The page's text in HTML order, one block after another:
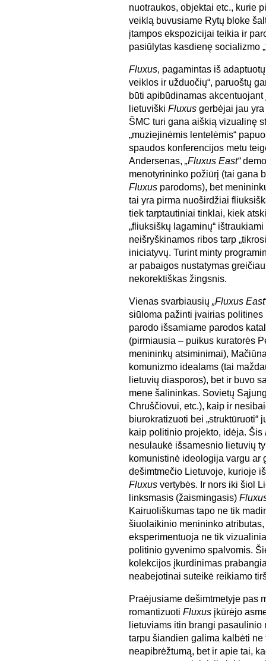
nuotraukos, objektai etc., kurie
veiklą buvusiame Rytų bloke
įtampos ekspozicijai teikia ir
pasiūlytas kasdienę socializmo
Fluxus, pagamintas iš
veiklos ir užduočių“, paruoštų
būti apibūdinamas
lietuviški Fluxus gerbėjai jau
ŠMC turi gana aiškią vizualinę
„muziejinėmis lentelėmis“
spaudos konferencijos metu
Andersenas, „Fluxus East“
menotyrininko požiūrį (tai gana
Fluxus parodoms), bet
tai yra pirma nuoširdžiai
tiek tarptautiniai tinklai, kiek
„fliuksiškų lagaminų“
neišryškinamos ribos tarp
iniciatyvų. Turint minty
ar pabaigos nustatymas
nekorektiškas žingsnis.
Vienas svarbiausių „Fluxus
siūloma pažinti įvairias
parodo išsamiame parodos
(pirmiausia – puikus kuratorės
menininkų atsiminimai),
komunizmo idealams (tai
lietuvių diasporos), bet ir buvo
mene šalininkas. Sovietų
Chruščiovui, etc.), kaip ir
biurokratizuoti bei
kaip politinio projekto, idėja. Šis
nesulaukė išsamesnio lietuvių
komunistinė ideologija vargu ar
dešimtmečio Lietuvoje, kurioje
Fluxus vertybės. Ir nors iki šiol
linksmasis (žaismingasis)
Kairuoliškumas tapo ne tik
šiuolaikinio menininko
eksperimentuoja ne tik
politinio gyvenimo spalvomis.
kolekcijos įkurdinimas
neabejotinai suteikė reikiamo
Praėjusiame dešimtmetyje pas
romantizuoti Fluxus įkūrėjo
lietuviams itin brangi
tarpu šiandien galima kalbėti
neapibrėžtumą, bet ir apie tai,